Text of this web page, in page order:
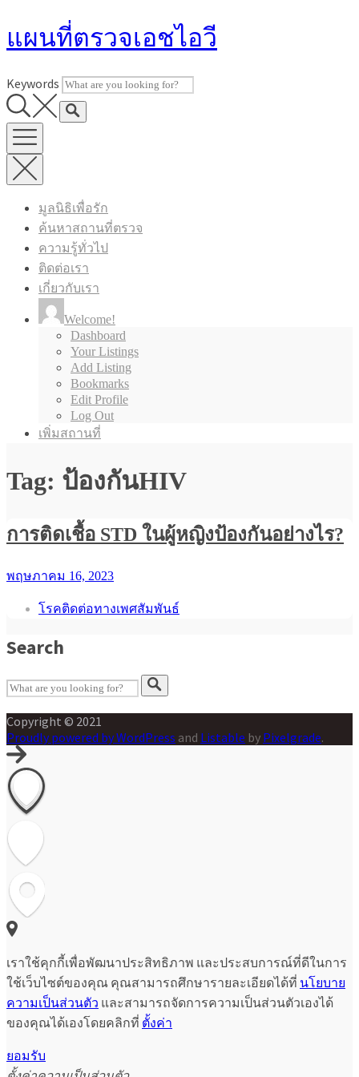
to
แผนที่ตรวจเอชไอวี
Keywords
มูลนิธิเพื่อรัก
ค้นหาสถานที่ตรวจ
ความรู้ทั่วไป
ติดต่อเรา
เกี่ยวกับเรา
Welcome!
Dashboard
Your Listings
Add Listing
Bookmarks
Edit Profile
Log Out
เพิ่มสถานที่
Tag: ป้องกันHIV
การติดเชื้อ STD ในผู้หญิงป้องกันอย่างไร?
พฤษภาคม 16, 2023
โรคติดต่อทางเพศสัมพันธ์
Search
Copyright © 2021
Proudly powered by WordPress and Listable by Pixelgrade.
เราใช้คุกกี้เพื่อพัฒนาประสิทธิภาพ และประสบการณ์ที่ดีในการ
ใช้เว็บไซต์ของคุณ คุณสามารถศึกษารายละเอียดได้ที่ นโยบาย
ความเป็นส่วนตัว และสามารถจัดการความเป็นส่วนตัวเองได้
ของคุณได้เองโดยคลิกที่ ตั้งค่า
ยอมรับ